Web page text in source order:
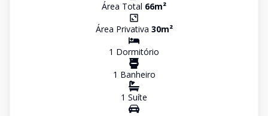
Área Total 66m²
Área Privativa 30m²
1 Dormitório
1 Banheiro
1 Suíte